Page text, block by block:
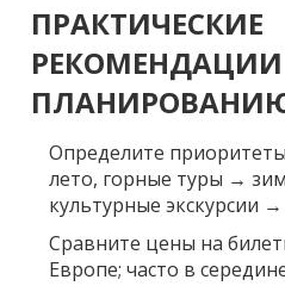
ПРАКТИЧЕСКИЕ
Определите
лето, горные туры →
культурные экскурсии →
Сравните цены на
Европе; часто в